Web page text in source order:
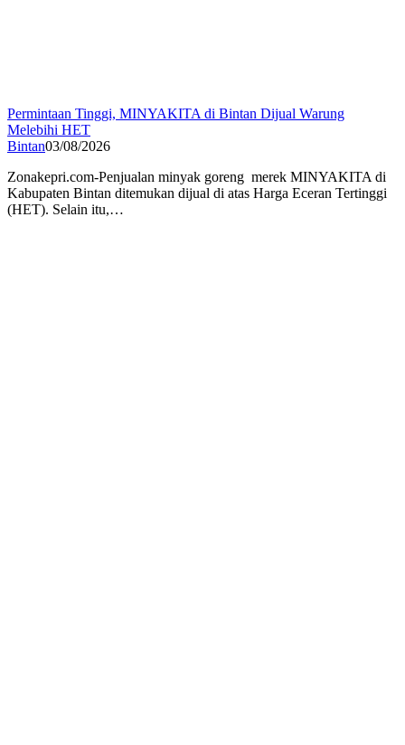
Permintaan Tinggi, MINYAKITA di Bintan Dijual Warung
Melebihi HET
Bintan03/08/2026
Zonakepri.com-Penjualan minyak goreng merek MINYAKITA di
Kabupaten Bintan ditemukan dijual di atas Harga Eceran Tertinggi
(HET). Selain itu,…